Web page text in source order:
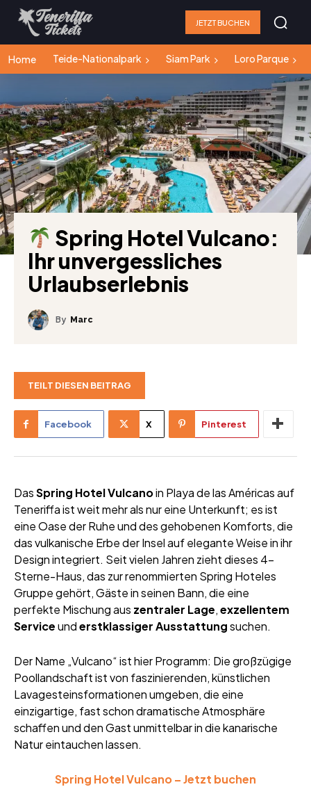
JETZT BUCHEN
Home Teide-Nationalpark Siam Park Loro Parque
Spring Hotel Vulcano:
Ihr unvergessliches
Urlaubserlebnis
By Marc
TEILT DIESEN BEITRAG
Facebook X Pinterest
DasSpring Hotel Vulcanoin Playa de las Américas auf
Teneriffa ist weit mehr als nur eine Unterkunft; es ist
eine Oase der Ruhe und des gehobenen Komforts, die
das vulkanische Erbe der Insel auf elegante Weise in ihr
Design integriert. Seit vielen Jahren zieht dieses 4-
Sterne-Haus, das zur renommierten Spring Hoteles
Gruppe gehört, Gäste in seinen Bann, die eine
perfekte Mischung aus zentraler Lage,exzellentem
Serviceunderstklassiger Ausstattungsuchen.
Der Name „Vulcano“ ist hier Programm: Die großzügige
Poollandschaft ist von faszinierenden, künstlichen
Lavagesteinsformationen umgeben, die eine
einzigartige, fast schon dramatische Atmosphäre
schaffen und den Gast unmittelbar in die kanarische
Natur eintauchen lassen.
Spring Hotel Vulcano – Jetzt buchen